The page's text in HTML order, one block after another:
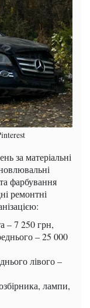
за матеріальні
фарбування
ремонтні
– 7 250 грн,
– 25 000
лівого –
лампи,